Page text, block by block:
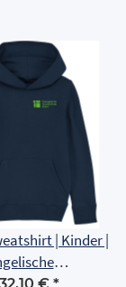
| Kinder |
32,10 € *